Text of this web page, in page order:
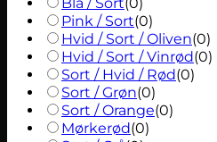
Pink / Sort(0)
Hvid / Sort / Oliven(0)
Hvid / Sort / Vinrød(0)
Sort / Hvid / Rød(0)
Sort / Grøn(0)
Sort / Orange(0)
Mørkerød(0)